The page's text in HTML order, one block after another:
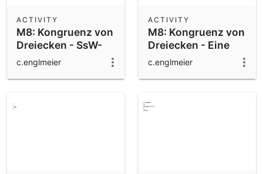
M8: Kongruenz von
Dreiecken - SsW-
Satz
ACTIVITY
c.englmeier
M8: Kongruenz von
Dreiecken - Eine
Seitenlänge, ein
Winkel
ACTIVITY
c.englmeier